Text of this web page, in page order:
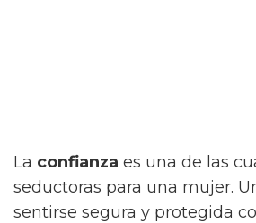
La confianza es una de las
seductoras para una mujer.
sentirse segura y protegida